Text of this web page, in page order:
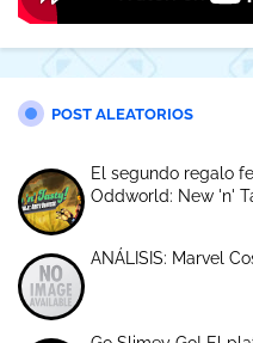
POST ALEATORIOS
El segundo regalo
Oddworld: New 'n'
ANÁLISIS: Marvel